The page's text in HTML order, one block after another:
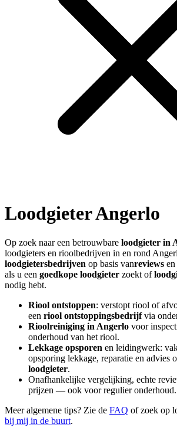
LoodgieterAngerlo
Op zoek naar een betrouwbare loodgieter in
loodgieters en rioolbedrijven in en rond
loodgietersbedrijven op basis vanreviews en
als u een goedkope loodgieter zoekt of
nodig hebt.
Riool ontstoppen: verstopt riool of
een riool ontstoppingsbedrijfvia
Rioolreiniging in Angerlo voor
onderhoud van het riool.
Lekkage opsporen en leidingwerk:
opsporing lekkage, reparatie en advies
loodgieter.
Onafhankelijke vergelijking, echte
prijzen — ook voor regulier onderhoud.
Meer algemene tips? Zie de FAQ of zoek op
bij mij in de buurt.